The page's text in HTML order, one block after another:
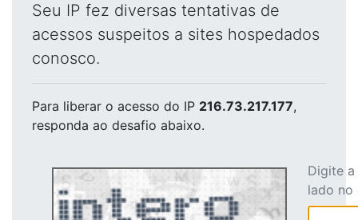
Seu IP fez diversas tentativas de
acessos suspeitos a sites hospedados
conosco.
Para liberar o acesso do IP 216.73.217.177,
responda ao desafio abaixo.
Digite
lado no